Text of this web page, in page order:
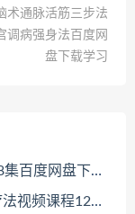
术通脉活筋三步法
调病强身法百度网
盘下载学习
网盘下载学习
百度网盘下载学习